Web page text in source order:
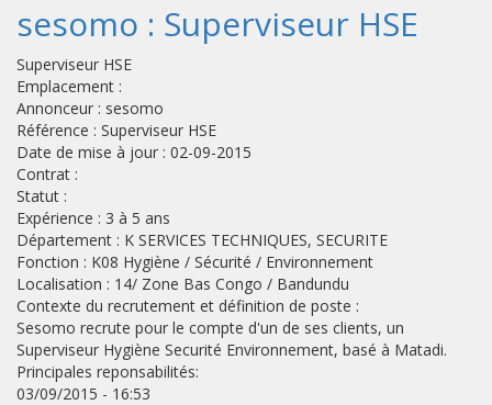
sesomo : Superviseur HSE
Superviseur HSE
Emplacement :
Annonceur : sesomo
Référence : Superviseur HSE
Date de mise à jour : 02-09-2015
Contrat :
Statut :
Expérience : 3 à 5 ans
Département : K SERVICES TECHNIQUES, SECURITE
Fonction : K08 Hygiène / Sécurité / Environnement
Localisation : 14/ Zone Bas Congo / Bandundu
Contexte du recrutement et définition de poste :
Sesomo recrute pour le compte d'un de ses clients, un
Superviseur Hygiène Securité Environnement, basé à Matadi.
Principales reponsabilités:
03/09/2015 - 16:53